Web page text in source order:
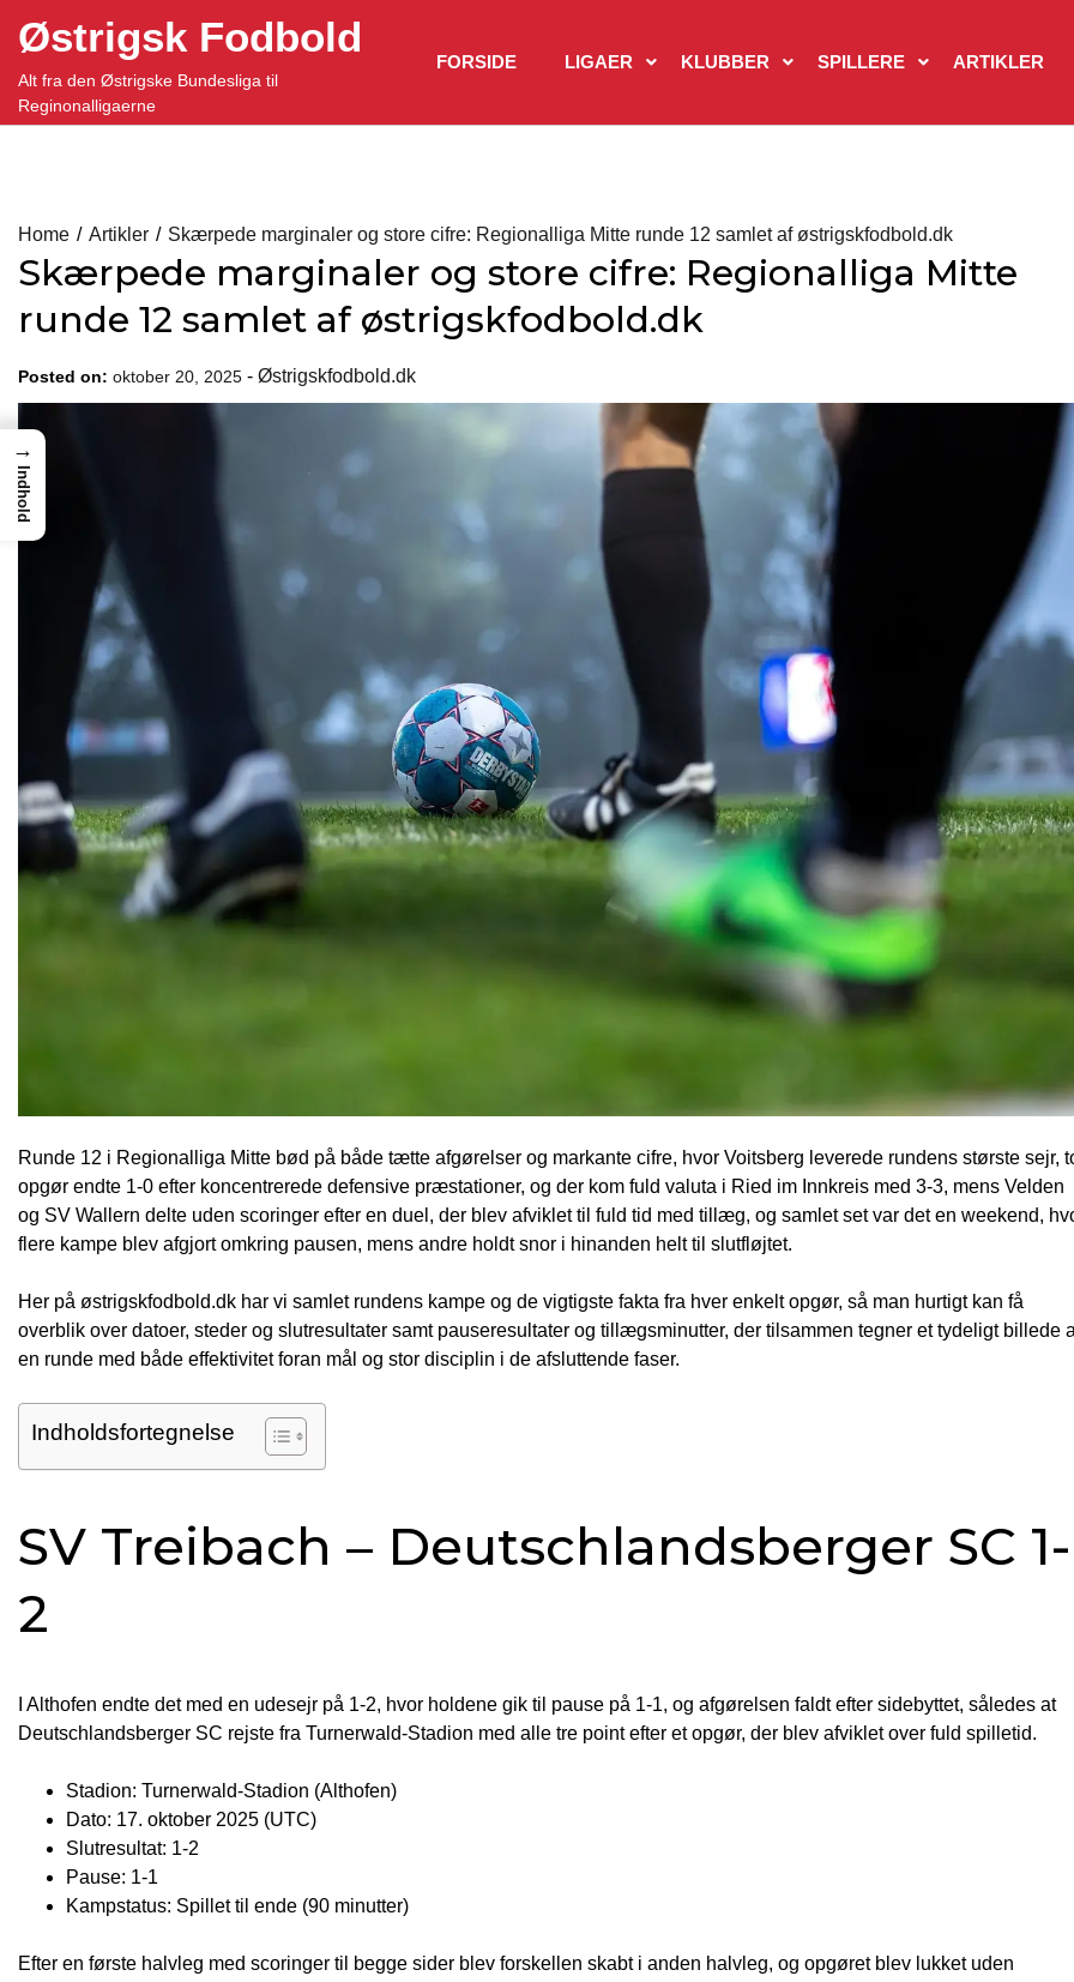
content
Østrigsk Fodbold
Alt fra den Østrigske Bundesliga til
Reginonalligaerne
FORSIDE LIGAER KLUBBER SPILLERE ARTIKLER
Home Artikler Skærpede marginaler og store cifre: Regionalliga Mitte runde 12 samlet af østrigskfodbold.dk
Skærpede marginaler og store cifre: Regionalliga Mitte
runde 12 samlet af østrigskfodbold.dk
Posted on: oktober 20, 2025 - Østrigskfodbold.dk
Runde 12 i Regionalliga Mitte bød på både tætte afgørelser og markante cifre, hvor Voitsberg leverede rundens største sejr,
opgør endte 1-0 efter koncentrerede defensive præstationer, og der kom fuld valuta i Ried im Innkreis med 3-3, mens Velden
og SV Wallern delte uden scoringer efter en duel, der blev afviklet til fuld tid med tillæg, og samlet set var det en weekend,
flere kampe blev afgjort omkring pausen, mens andre holdt snor i hinanden helt til slutfløjtet.
Her på østrigskfodbold.dk har vi samlet rundens kampe og de vigtigste fakta fra hver enkelt opgør, så man hurtigt kan få
overblik over datoer, steder og slutresultater samt pauseresultater og tillægsminutter, der tilsammen tegner et tydeligt billede
en runde med både effektivitet foran mål og stor disciplin i de afsluttende faser.
Indholdsfortegnelse
SV Treibach – Deutschlandsberger SC 1-
2
I Althofen endte det med en udesejr på 1-2, hvor holdene gik til pause på 1-1, og afgørelsen faldt efter sidebyttet, således at
Deutschlandsberger SC rejste fra Turnerwald-Stadion med alle tre point efter et opgør, der blev afviklet over fuld spilletid.
Stadion: Turnerwald-Stadion (Althofen)
Dato: 17. oktober 2025 (UTC)
Slutresultat: 1-2
Pause: 1-1
Kampstatus: Spillet til ende (90 minutter)
Efter en første halvleg med scoringer til begge sider blev forskellen skabt i anden halvleg, og opgøret blev lukket uden
→
Indhold